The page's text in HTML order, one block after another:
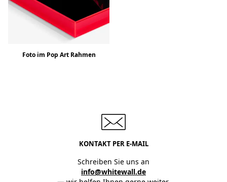
Foto im Pop Art Rahmen
KONTAKT PER E-MAIL
Schreiben Sie uns an
info@whitewall.de